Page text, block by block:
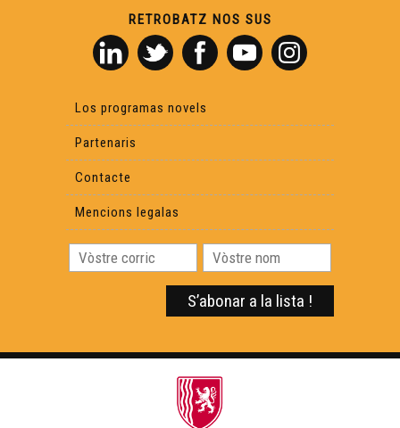
RETROBATZ NOS SUS
Los programas novels
Partenaris
Contacte
Mencions legalas